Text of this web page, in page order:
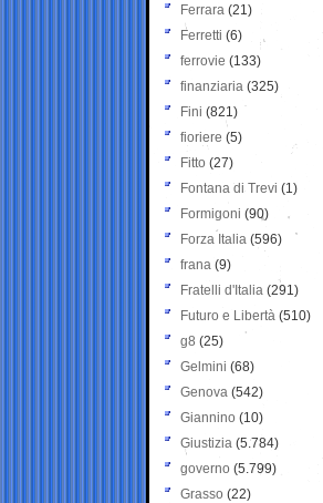
Ferrara (21)
Ferretti (6)
ferrovie (133)
finanziaria (325)
Fini (821)
fioriere (5)
Fitto (27)
Fontana di Trevi (1)
Formigoni (90)
Forza Italia (596)
frana (9)
Fratelli d'Italia (291)
Futuro e Libertà (510)
g8 (25)
Gelmini (68)
Genova (542)
Giannino (10)
Giustizia (5.784)
governo (5.799)
Grasso (22)